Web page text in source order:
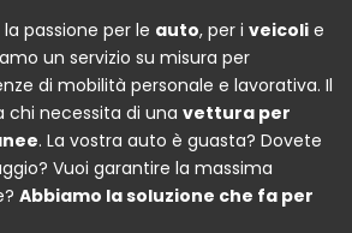
passione per le auto, per i veicoli e
un servizio su misura per
di mobilità personale e lavorativa. Il
chi necessita di una vettura per
. La vostra auto è guasta? Dovete
Vuoi garantire la massima
Abbiamo la soluzione che fa per